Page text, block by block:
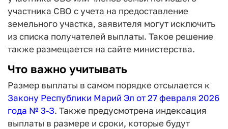
участника СВО с учета на предоставление
земельного участка, заявителя могут исключить
из списка получателей выплаты. Такое решение
также размещается на сайте министерства.
Что важно учитывать
Размер выплаты в самом порядке отсылается к
Закону Республики Марий Эл от 27 февраля 2026
года № 3-З. Также предусмотрена индексация
выплаты в размере и сроки, которые будут